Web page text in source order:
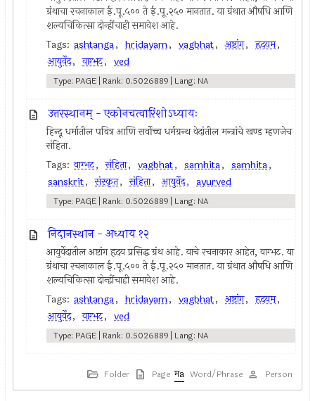
ग्रंथाचा रचनाकाल ई.पू.५०० ते ई.पू.२५० मानतात. या ग्रंथात औषधि आणि
शल्यचिकित्सा दोन्हींचाही समावेश आहे.
Tags: ashtanga, hridayam, vagbhat, अष्टांग, हृदयम्,
आयुर्वेद, वाग्भट, ved
Type: PAGE | Rank: 0.5026889 | Lang: NA
उत्तरस्थानम् - एकोनचत्वारिंशोऽध्यायः
हिन्दू धर्मातील पवित्र आणि सर्वोच्च धर्मग्रन्थ वेदांतील मन्त्रांचे खण्ड म्हणजेच
संहिता.
Tags: वाग्भट, संहिता, vagbhat, samhita, samhita,
sanskrit, संस्कृत, संहिता, आयुर्वेद, ayurved
Type: PAGE | Rank: 0.5026889 | Lang: NA
निदानस्थान - अध्याय १२
आयुर्वेदातील अष्टांग हृदय प्रसिद्ध ग्रंथ आहे. याचे रचनाकार आहेत, वाग्भट. या
ग्रंथाचा रचनाकाल ई.पू.५०० ते ई.पू.२५० मानतात. या ग्रंथात औषधि आणि
शल्यचिकित्सा दोन्हींचाही समावेश आहे.
Tags: ashtanga, hridayam, vagbhat, अष्टांग, हृदयम्,
आयुर्वेद, वाग्भट, ved
Type: PAGE | Rank: 0.5026889 | Lang: NA
Folder Page Word/Phrase Person